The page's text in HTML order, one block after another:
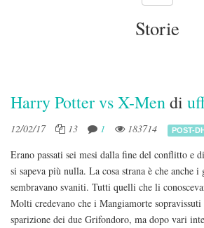
Storie
Harry Potter vs X-Mendi
12/02/17 13 1 183714 POST-
Erano passati sei mesi dalla fine del conflitto e
si sapeva più nulla. La cosa strana è che anche
sembravano svaniti. Tutti quelli che li
Molti credevano che i Mangiamorte
sparizione dei due Grifondoro, ma dopo vari